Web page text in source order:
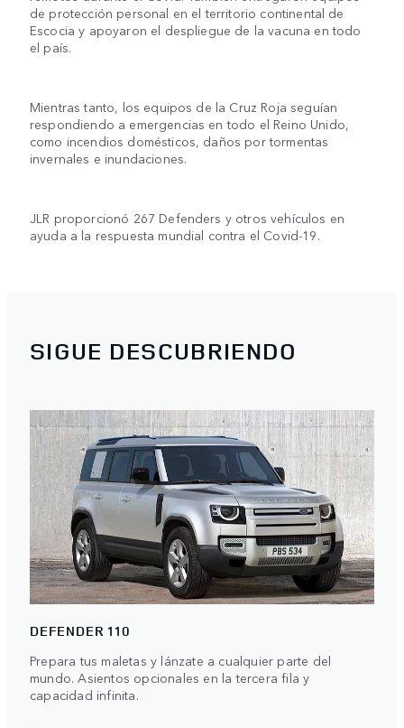
de protección personal en el territorio continental de
Escocia y apoyaron el despliegue de la vacuna en todo
el país.
Mientras tanto, los equipos de la Cruz Roja seguían
respondiendo a emergencias en todo el Reino Unido,
como incendios domésticos, daños por tormentas
invernales e inundaciones.
JLR proporcionó 267 Defenders y otros vehículos en
ayuda a la respuesta mundial contra el Covid-19.
SIGUE DESCUBRIENDO
DEFENDER 110
Prepara tus maletas y lánzate a cualquier parte del
mundo. Asientos opcionales en la tercera fila y
capacidad infinita.